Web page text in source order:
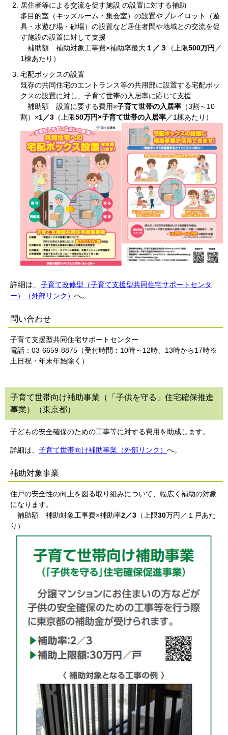
居住者等による交流を促す施設 の設置に対する補助
多目的室（キッズルーム・集会室）の設置やプレイロット（遊
具・水遊び場・砂場）の設置など居住者間や地域との交流を促
す施設の設置に対して支援
補助額 補助対象工事費×補助率最大１／３ （上限500万円 ／
1棟あたり）
宅配ボックスの設置
既存の共同住宅のエントランス等の共用部に設置する宅配ボッ
クスの設置に対し、子育て世帯の入居率に応じて支援
補助額 設置に要する費用×子育て世帯の入居率 （3割～10
割）×1／3 （上限50万円×子育て世帯の入居率／1棟あたり）
詳細は、 子育て改修型（子育て支援型共同住宅サポートセンタ
ー）（外部リンク） へ。
問い合わせ
子育て支援型共同住宅サポートセンター
電話：03-6659-8875（受付時間：10時～12時、13時から17時※
土日祝・年末年始除く）
子育て世帯向け補助事業（「子供を守る」住宅確保推進
事業）（東京都）
子どもの安全確保のための工事等に対する費用を助成します。
詳細は、 子育て世帯向け補助事業（外部リンク） へ。
補助対象事業
住戸の安全性の向上を図る取り組みについて、幅広く補助の対象
になります。
補助額 補助対象工事費×補助率2／3 （上限30万円／１戸あた
り）